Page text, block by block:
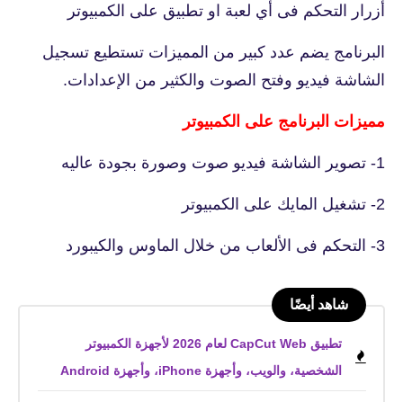
أزرار التحكم فى أي لعبة او تطبيق على الكمبيوتر
البرنامج يضم عدد كبير من المميزات تستطيع تسجيل
الشاشة فيديو وفتح الصوت والكثير من الإعدادات.
مميزات البرنامج على الكمبيوتر
1- تصوير الشاشة فيديو صوت وصورة بجودة عاليه
2- تشغيل المايك على الكمبيوتر
3- التحكم فى الألعاب من خلال الماوس والكيبورد
شاهد أيضًا
تطبيق CapCut Web لعام 2026 لأجهزة الكمبيوتر
الشخصية، والويب، وأجهزة iPhone، وأجهزة Android